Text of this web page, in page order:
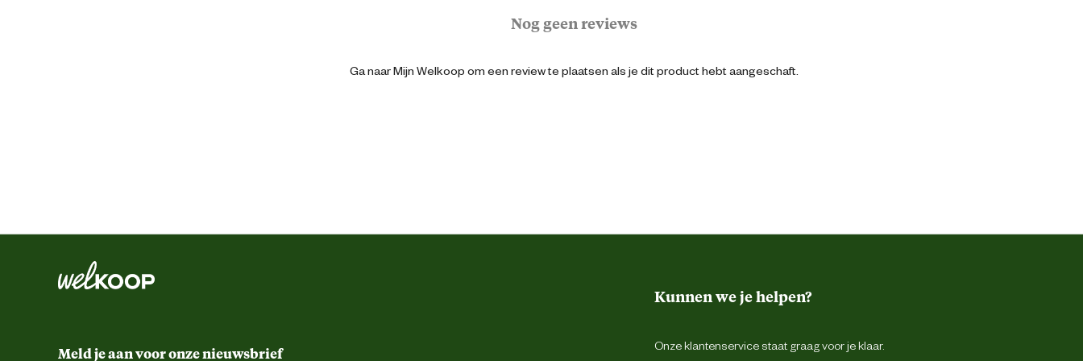
Nog geen reviews
Ga naar Mijn Welkoop om een review te plaatsen als je dit product hebt aangeschaft.
Meld je aan voor onze nieuwsbrief
Kunnen we je helpen?
Onze klantenservice staat graag voor je klaar.